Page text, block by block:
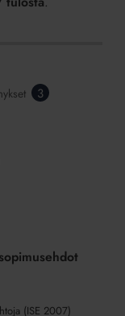
3
(ISE 2007)